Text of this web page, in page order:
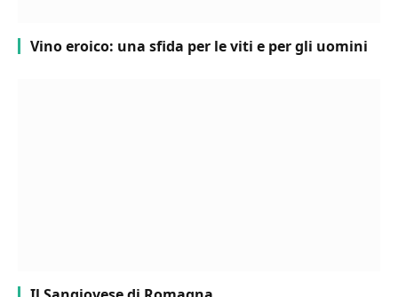
Vino eroico: una sfida per le viti e per gli uomini